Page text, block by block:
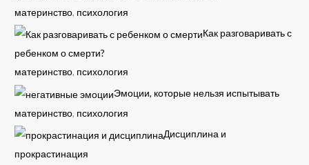
материнство, психология
Как разговаривать с
ребенком о смерти?
материнство, психология
Эмоции, которые нельзя испытывать
материнство, психология
Дисциплина и
прокрастинация